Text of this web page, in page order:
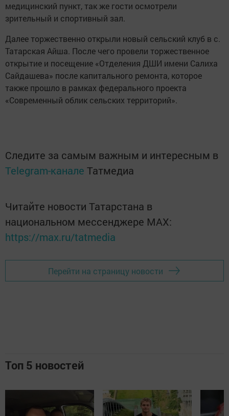
медицинский пункт, так же гости осмотрели
зрительный и спортивный зал.
Далее торжественно открыли новый сельский клуб в с.
Татарская Айша. После чего провели торжественное
открытие и посещение «Отделения ДШИ имени Салиха
Сайдашева» после капитального ремонта, которое
также прошло в рамках федерального проекта
«Современный облик сельских территорий».
Следите за самым важным и интересным в
Telegram-канале Татмедиа
Читайте новости Татарстана в
национальном мессенджере MАХ:
https://max.ru/tatmedia
Перейти на страницу новости
Топ 5 новостей